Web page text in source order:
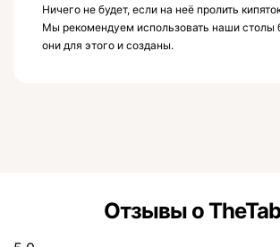
Ничего не будет, если на неё пролить
Мы рекомендуем использовать наши столы
они для этого и созданы.
Отзывы о